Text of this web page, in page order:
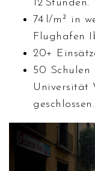
12 Stunden.
74 l/m² in
Flughafen
20+
50 Schulen
Universität
geschlossen.